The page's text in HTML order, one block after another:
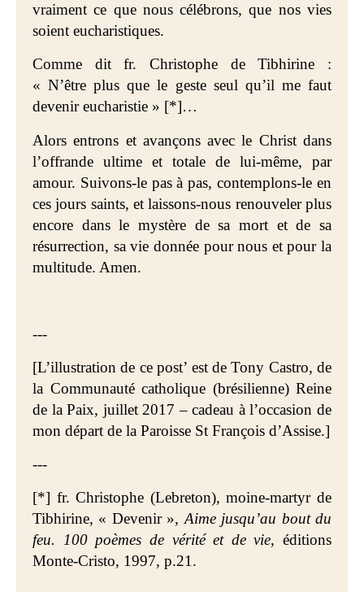
vraiment ce que nous célébrons, que nos vies
soient eucharistiques.
Comme dit fr. Christophe de Tibhirine :
« N’être plus que le geste seul qu’il me faut
devenir eucharistie » [*]…
Alorsentrons et avançons avec le Christ dans
l’offrande ultime et totale de lui-même, par
amour. Suivons-le pas à pas, contemplons-le en
ces jours saints, et laissons-nous renouveler plus
encore dans le mystère de sa mort et de sa
résurrection, sa vie donnée pour nous et pour la
multitude. Amen.
---
[L’illustration de ce post’ est de Tony Castro, de
la Communauté catholique (brésilienne) Reine
de la Paix, juillet 2017 – cadeau à l’occasion de
mon départ de la Paroisse St François d’Assise.]
---
[*] fr. Christophe (Lebreton), moine-martyr de
Tibhirine, « Devenir », Aime jusqu’au bout du
feu. 100 poèmes de vérité et de vie, éditions
Monte-Cristo, 1997, p.21.